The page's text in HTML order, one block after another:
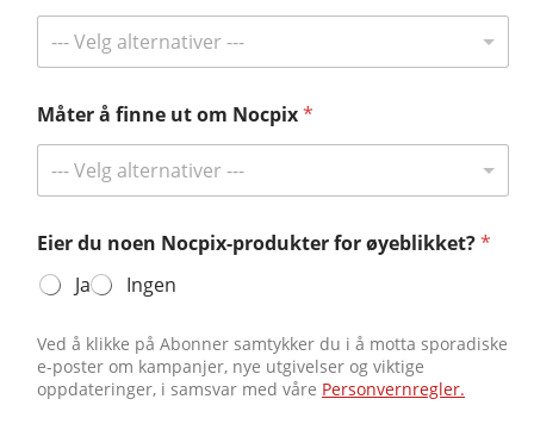
Hold deg oppdatert på Nocpix og få sjansen til å vinne i våre giveaways
kun for abonnenter.
Tlf: +49 800 1806627
E-post:
info@nocpix.com
--- Velg alternativer ---
Måter å finne ut om Nocpix*
--- Velg alternativer ---
Eier du noen Nocpix-produkter for øyeblikket?*
Ja
Ingen
Ved å klikke på Abonner samtykker du i å motta sporadiske
e-poster om kampanjer, nye utgivelser og viktige
oppdateringer, i samsvar med våre Personvernregler.